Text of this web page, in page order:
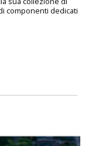
componenti dedicati